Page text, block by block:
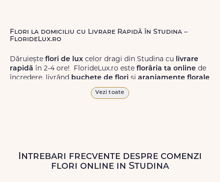
Flori la domiciliu cu Livrare Rapidă în Studina –
FlorideLux.ro
Dăruiește flori de lux celor dragi din Studina cu livrare
rapidă în 2-4 ore! FlorideLux.ro este florăria ta online de
încredere, livrând buchete de flori și aranjamente florale
de calitate superioară în Studina și în toată România.
Livrăm buchete de florichiar și în weekend, pentru ca tu
să poți adresa un gest frumos atunci când ai nevoie.
Vezi toate
Intrebari frecvente despre comenzi
flori online in Studina